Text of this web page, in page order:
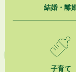
結婚・離
子育て